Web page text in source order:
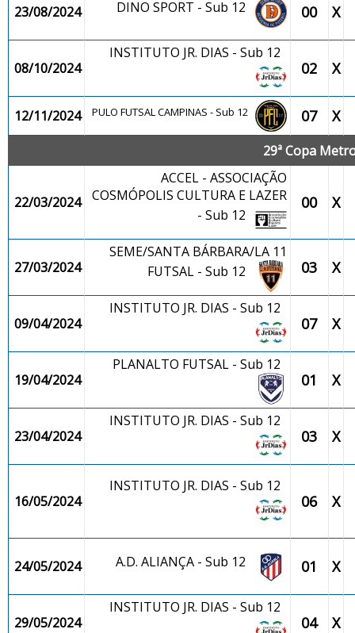
23/08/2024 DINO SPORT - Sub 12 00 X
08/10/2024
INSTITUTO JR. DIAS - Sub 12
02 X
12/11/2024 PULO FUTSAL CAMPINAS - Sub 12 07 X
29ª Copa
22/03/2024
ACCEL - ASSOCIAÇÃO
COSMÓPOLIS CULTURA E LAZER
- Sub 12
00 X
27/03/2024
SEME/SANTA BÁRBARA/LA 11
FUTSAL - Sub 12
03 X
09/04/2024
INSTITUTO JR. DIAS - Sub 12
07 X
19/04/2024
PLANALTO FUTSAL - Sub 12
01 X
23/04/2024
INSTITUTO JR. DIAS - Sub 12
03 X
16/05/2024
INSTITUTO JR. DIAS - Sub 12
06 X
24/05/2024 A.D. ALIANÇA - Sub 12 01 X
29/05/2024
INSTITUTO JR. DIAS - Sub 12
04 X